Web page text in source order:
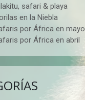
safari & playa
en la Niebla
por África en mayo
por África en abril